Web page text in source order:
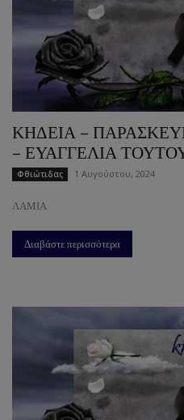
ΚΗΔΕΙΑ –
– ΕΥΑΓΓΕΛΙΑ
Φθιώτιδας 1 Αυγούστου, 2024
ΛΑΜΙΑ
Διαβάστε περισσότερα